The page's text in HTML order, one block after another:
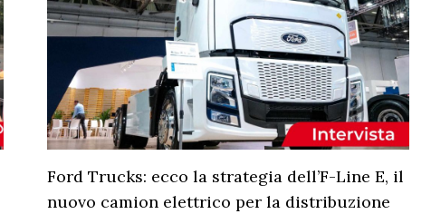
Ford Trucks: ecco la strategia dell’F-Line E, il
nuovo camion elettrico per la distribuzione